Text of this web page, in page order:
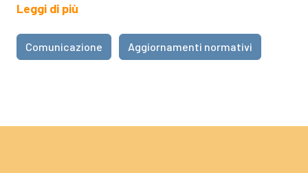
Leggi di più
Comunicazione Aggiornamenti normativi